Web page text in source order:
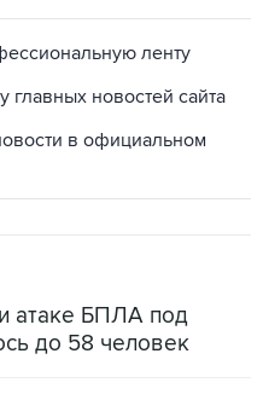
ленту
главных новостей сайта
в официальном
атаке БПЛА под
до 58 человек